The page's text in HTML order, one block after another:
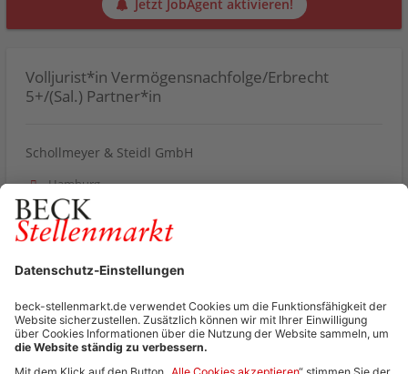
Jetzt JobAgent aktivieren!
Volljurist*in Vermögensnachfolge/Erbrecht
5+/(Sal.) Partner*in
Schollmeyer & Steidl GmbH
Hamburg
Angestellt, Vollzeit
Veröffentlicht am 23.07.2026
Bewerben
Job merken
Jobs für Erbrecht